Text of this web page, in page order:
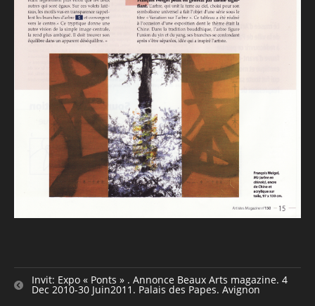
Invit: Expo « Ponts » . Annonce Beaux Arts magazine. 4
Dec 2010-30 Juin2011. Palais des Papes. Avignon